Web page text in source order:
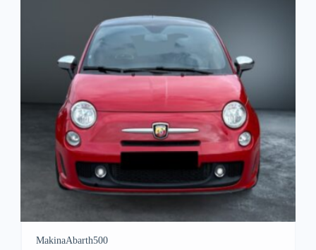
MakinaAbarth500